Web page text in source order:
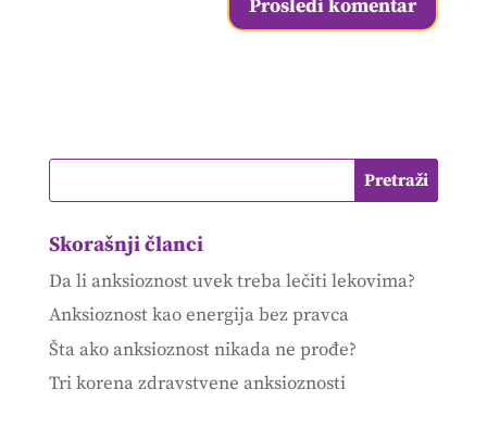
Skorašnji članci
Da li anksioznost uvek treba lečiti lekovima?
Anksioznost kao energija bez pravca
Šta ako anksioznost nikada ne prođe?
Tri korena zdravstvene anksioznosti